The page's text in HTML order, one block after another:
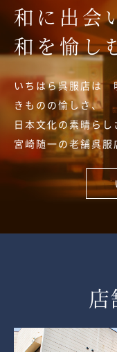
和に出会
和を愉し
いちはら呉服店は
きものの愉しさ、
日本文化の素晴らし
宮崎随一の老舗呉服
店